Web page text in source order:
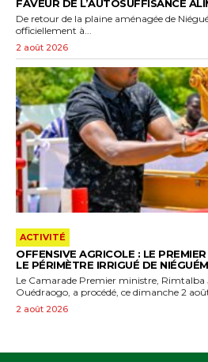
FAVEUR DE L’AUTOSUFFISANCE
De retour de la plaine aménagée de
officiellement à...
2 août 2026
ACTIVITÉ
OFFENSIVE AGRICOLE : LE
LE PÉRIMÈTRE IRRIGUÉ DE
Le Camarade Premier ministre,
Ouédraogo, a procédé, ce dimanche 2
2 août 2026